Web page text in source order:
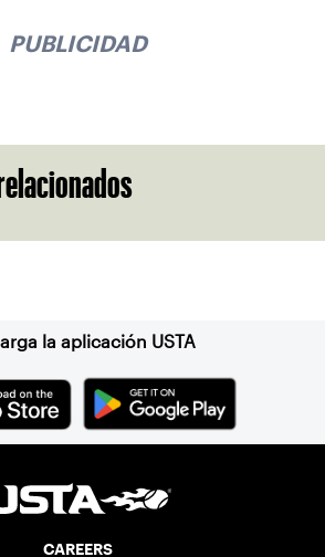
PUBLICIDAD
la aplicación USTA
CAREERS